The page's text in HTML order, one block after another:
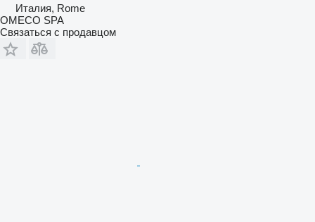
Италия, Rome
OMECO SPA
Связаться с продавцом